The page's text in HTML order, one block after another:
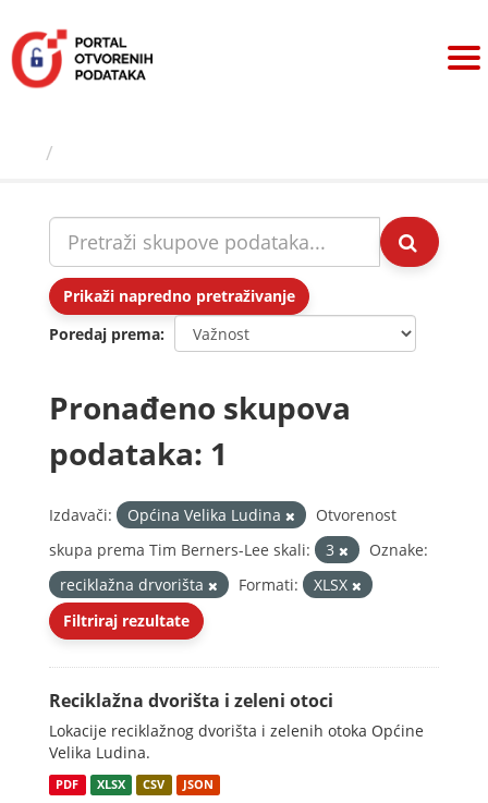
sadržaj
Prikaži napredno pretraživanje
Poredaj prema
Pronađeno skupova
podataka: 1
Izdavači: Općina Velika Ludina
Otvorenost
skupa prema Tim Berners-Lee skali:
3
Oznake:
reciklažna drvorišta
Formati:
XLSX
Filtriraj rezultate
Reciklažna dvorišta i zeleni otoci
Lokacije reciklažnog dvorišta i zelenih otoka Općine
Velika Ludina.
PDF XLSX CSV JSON